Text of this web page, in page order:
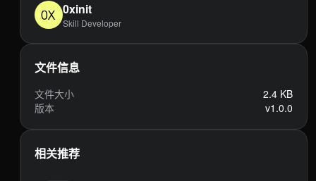
0xinit
Skill Developer
文件信息
文件大小
2.4 KB
版本
v1.0.0
相关推荐